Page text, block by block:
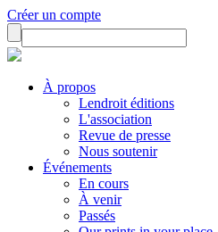
Créer un compte
À propos
Lendroit éditions
L'association
Revue de presse
Nous soutenir
Événements
En cours
À venir
Passés